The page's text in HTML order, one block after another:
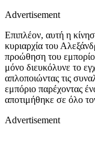
Advertisement
Επιπλέον, αυτή η
κυριαρχία του
προώθηση του
μόνο διευκόλυνε το
απλοποιώντας τις
εμπόριο παρέχοντας
αποτιμήθηκε σε όλο
Advertisement